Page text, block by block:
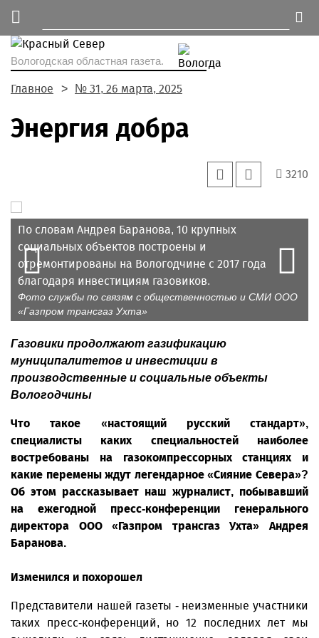
Вологодская областная газета.
Главное № 31, 26 марта, 2025
Энергия добра
3210
Prev
По словам Андрея Баранова, 10 крупных
социальных объектов построены и
отремонтированы на Вологодчине с 2017 года
благодаря инвестициям газовиков.
Фото службы по связям с общественностью и СМИ ООО
«Газпром трансгаз Ухта»
Участниками пресс-конференции стали
журналисты из разных регионов Северо-Запада:
Республики Коми, Вологодской и Архангельской
областей.
Газовики продолжают газификацию
муниципалитетов и инвестиции в
производственные и социальные объекты
Вологодчины
Что такое «настоящий русский стандарт»,
специалисты каких специальностей наиболее
востребованы на газокомпрессорных станциях и
какие перемены ждут легендарное «Сияние Севера»?
Об этом рассказывает наш журналист, побывавший
на ежегодной пресс-конференции генерального
директора ООО «Газпром трансгаз Ухта» Андрея
Баранова.
Изменился и похорошел
Представители нашей газеты - неизменные участники
таких пресс-конференций, но 12 последних лет мы